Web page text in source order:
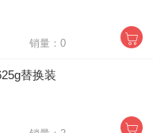
销量：0
替换装